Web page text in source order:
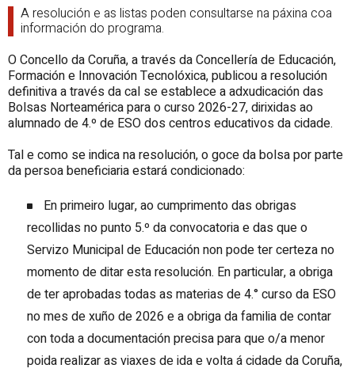
A resolución e as listas poden consultarse na páxina coa
información do programa.
O Concello da Coruña, a través da Concellería de Educación,
Formación e Innovación Tecnolóxica, publicou a resolución
definitiva a través da cal se establece a adxudicación das
Bolsas Norteamérica para o curso 2026-27, dirixidas ao
alumnado de 4.º de ESO dos centros educativos da cidade.
Tal e como se indica na resolución, o goce da bolsa por parte
da persoa beneficiaria estará condicionado:
En primeiro lugar, ao cumprimento das obrigas
recollidas no punto 5.º da convocatoria e das que o
Servizo Municipal de Educación non pode ter certeza no
momento de ditar esta resolución. En particular, a obriga
de ter aprobadas todas as materias de 4.° curso da ESO
no mes de xuño de 2026 e a obriga da familia de contar
con toda a documentación precisa para que o/a menor
poida realizar as viaxes de ida e volta á cidade da Coruña,